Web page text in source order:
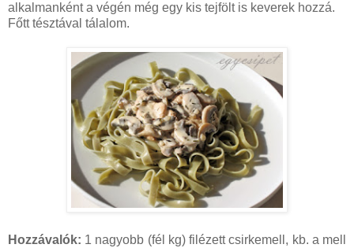
alkalmanként a végén még egy kis tejfölt is keverek hozzá.
Főtt tésztával tálalom.
Hozzávalók: 1 nagyobb (fél kg) filézett csirkemell, kb. a mell